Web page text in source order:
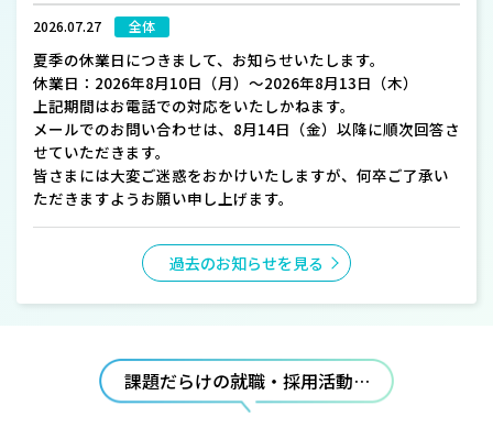
2026.07.27 全体
夏季の休業日につきまして、お知らせいたします。
休業日：2026年8月10日（月）～2026年8月13日（木）
上記期間はお電話での対応をいたしかねます。
メールでのお問い合わせは、8月14日（金）以降に順次回答さ
せていただきます。
皆さまには大変ご迷惑をおかけいたしますが、何卒ご了承い
ただきますようお願い申し上げます。
過去のお知らせを見る
課題だらけの就職・採用活動…